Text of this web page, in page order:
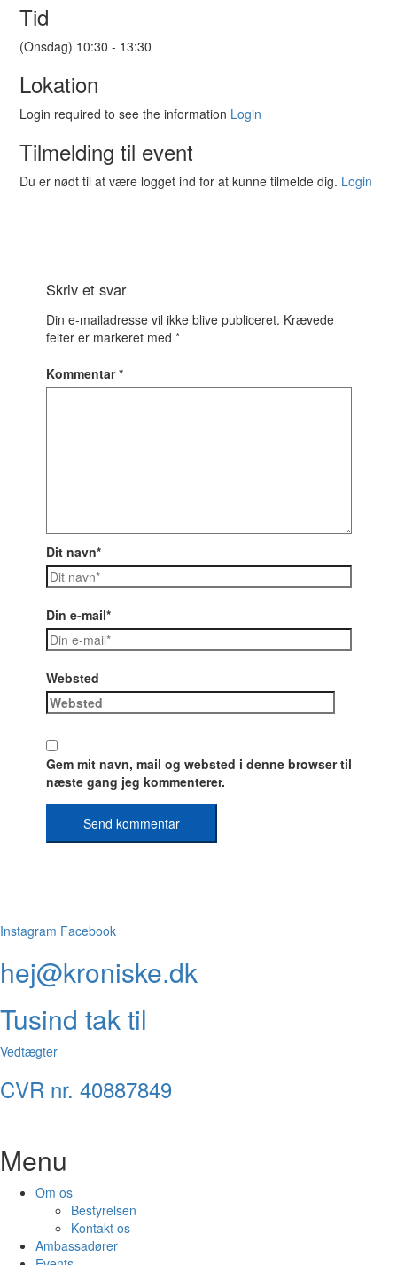
Tid
(Onsdag) 10:30 - 13:30
Lokation
Login required to see the information Login
Tilmelding til event
Du er nødt til at være logget ind for at kunne tilmelde dig. Login
Skriv et svar
Din e-mailadresse vil ikke blive publiceret. Krævede
felter er markeret med *
Kommentar*
Dit navn*
Din e-mail*
Websted
Gem mit navn, mail og websted i denne browser til
næste gang jeg kommenterer.
Instagram Facebook
hej@kroniske.dk
Tusind tak til
Vedtægter
CVR nr. 40887849
Menu
Om os
Bestyrelsen
Kontakt os
Ambassadører